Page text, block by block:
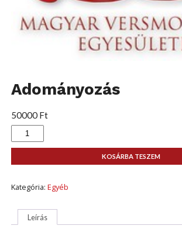
Adományozás
50000 Ft
Adományozás
mennyiség
KOSÁRBA TESZEM
Kategória: Egyéb
Leírás